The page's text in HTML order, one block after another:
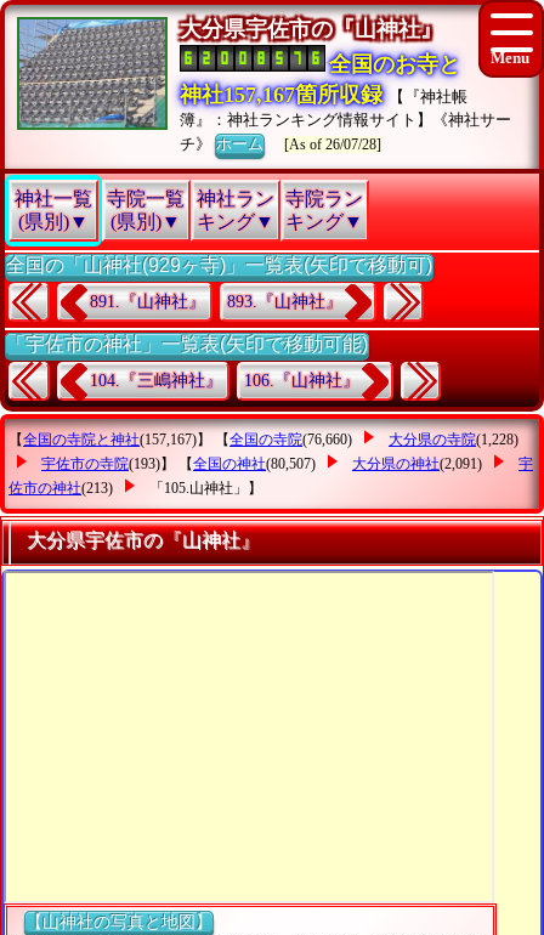
大分県宇佐市の『山神社』
全国のお寺と
神社157,167箇所収録
【『神社帳
簿』：神社ランキング情報サイト】《神社サー
チ》ホーム [As of 26/07/28]
神社一覧
(県別)▼
寺院一覧
(県別)▼
神社ラン
キング▼
寺院ラン
キング▼
全国の「山神社(929ヶ寺)」一覧表(矢印で移動可)
891.『山神社』 893.『山神社』
「宇佐市の神社」一覧表(矢印で移動可能)
104.『三嶋神社』 106.『山神社』
【全国の寺院と神社(157,167)】 【全国の寺院(76,660) 大分県の寺院(1,228)
宇佐市の寺院(193)】 【全国の神社(80,507) 大分県の神社(2,091)
宇
佐市の神社(213) 「105.山神社」 】
大分県宇佐市の『山神社』
【山神社の写真と地図】